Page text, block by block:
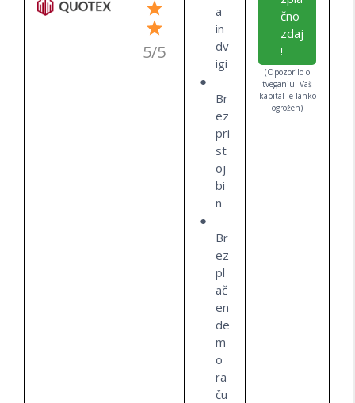
5/5
a
in
dv
igi
Br
ez
pri
st
oj
bi
n
Br
ez
pl
ač
en
de
m
o
ra
ču
čno
zdaj
!
(Opozorilo o
tveganju: Vaš
kapital je lahko
ogrožen)